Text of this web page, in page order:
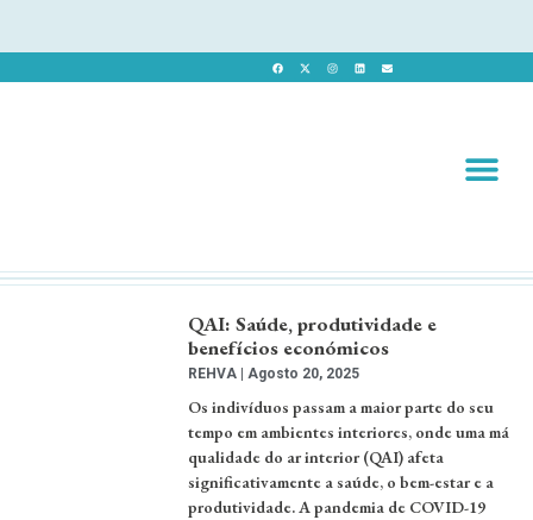
QAI: Saúde, produtividade e
benefícios económicos
REHVA Agosto 20, 2025
Os indivíduos passam a maior parte do seu
tempo em ambientes interiores, onde uma má
qualidade do ar interior (QAI) afeta
significativamente a saúde, o bem-estar e a
produtividade. A pandemia de COVID-19